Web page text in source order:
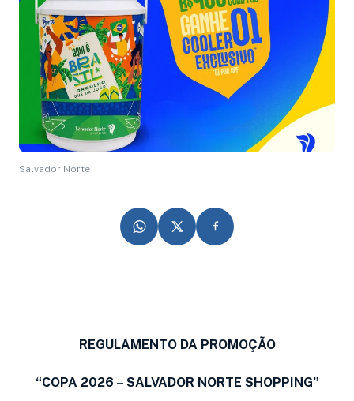
Salvador Norte
REGULAMENTO DA PROMOÇÃO
“COPA 2026 – SALVADOR NORTE SHOPPING”